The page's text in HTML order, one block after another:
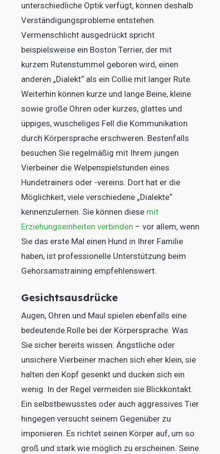
unterschiedliche Optik verfügt, können deshalb
Verständigungsprobleme entstehen.
Vermenschlicht ausgedrückt spricht
beispielsweise ein Boston Terrier, der mit
kurzem Rutenstummel geboren wird, einen
anderen „Dialekt“ als ein Collie mit langer Rute.
Weiterhin können kurze und lange Beine, kleine
sowie große Ohren oder kurzes, glattes und
üppiges, wuscheliges Fell die Kommunikation
durch Körpersprache erschweren. Bestenfalls
besuchen Sie regelmäßig mit Ihrem jungen
Vierbeiner die Welpenspielstunden eines
Hundetrainers oder -vereins. Dort hat er die
Möglichkeit, viele verschiedene „Dialekte“
kennenzulernen. Sie können diese mit
Erziehungseinheiten verbinden – vor allem, wenn
Sie das erste Mal einen Hund in Ihrer Familie
haben, ist professionelle Unterstützung beim
Gehorsamstraining empfehlenswert.
Gesichtsausdrücke
Augen, Ohren und Maul spielen ebenfalls eine
bedeutende Rolle bei der Körpersprache. Was
Sie sicher bereits wissen: Ängstliche oder
unsichere Vierbeiner machen sich eher klein, sie
halten den Kopf gesenkt und ducken sich ein
wenig. In der Regel vermeiden sie Blickkontakt.
Ein selbstbewusstes oder auch aggressives Tier
hingegen versucht seinem Gegenüber zu
imponieren. Es richtet seinen Körper auf, um so
groß und stark wie möglich zu erscheinen. Seine